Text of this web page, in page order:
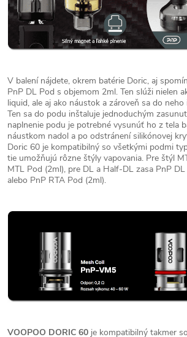
V balení nájdete, okrem batérie Doric, aj
PnP DL Pod s objemom 2ml. Ten slúži nielen
liquid, ale aj ako náustok a zároveň sa do
Ten sa do podu inštaluje jednoduchým
naplnenie podu je potrebné vysunúť ho z tela
náustkom nadol a po odstránení silikónovej
Doric 60 je kompatibilný so všetkými podmi
tie umožňujú rôzne štýly vapovania. Pre štýl
MTL Pod (2ml), pre DL a Half-DL zasa PnP
alebo PnP RTA Pod (2ml).
VOOPOO DORIC 60 je kompatibilný takmer